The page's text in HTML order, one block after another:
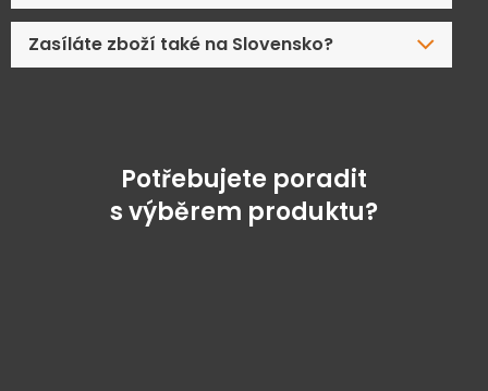
Zasíláte zboží také na Slovensko?
Potřebujete poradit
s výběrem produktu?